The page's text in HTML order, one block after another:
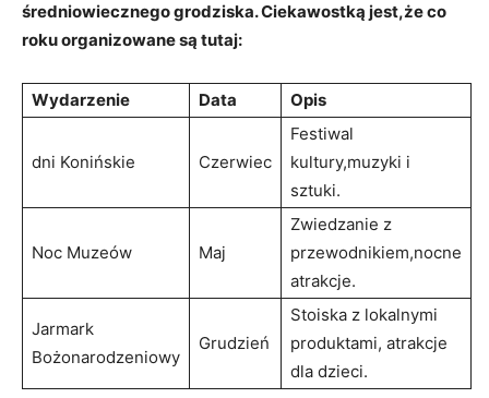
średniowiecznego grodziska.⁣ Ciekawostką ‌jest,że co
roku organizowane są ⁢tutaj:
Wydarzenie Data Opis
dni Konińskie Czerwiec
Festiwal
‍kultury,muzyki i
⁤sztuki.
Noc Muzeów Maj
Zwiedzanie z
przewodnikiem,nocne
atrakcje.
Jarmark​
Bożonarodzeniowy
Grudzień
Stoiska z lokalnymi
⁣produktami, atrakcje
dla dzieci.